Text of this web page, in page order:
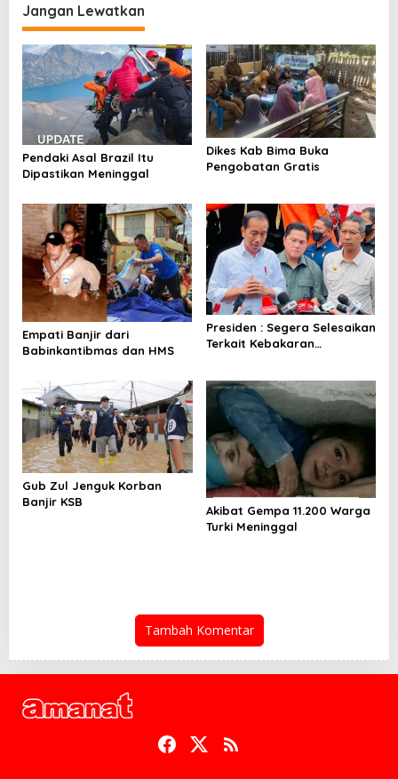
g
a
s
i
p
o
s
Jangan Lewatkan
Pendaki Asal Brazil Itu
Dipastikan Meninggal
Dikes Kab Bima Buka
Pengobatan Gratis
Empati Banjir dari
Babinkantibmas dan HMS
Presiden : Segera Selesaikan
Terkait Kebakaran
Gub Zul Jenguk Korban
Banjir KSB
Akibat Gempa 11.200 Warga
Turki Meninggal
Tambah Komentar